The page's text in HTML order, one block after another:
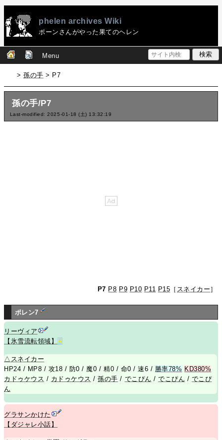
phelen archives Wiki
ポーンさんがやった果てのヘレン
Menu
>孫の手 > P7
孫の手/P7
Last-modified: 2025-01-18 (土) 13:32:19
P7 P8 P9 P10 P11 P15 ［ スネイカー ］
ポレン7
リーヴィア
【氷雪流転領域】
R
△ スネイカー
HP24 / MP8 / 攻18 / 防0 / 魔0 / 精0 / 命0 / 速6 / 勝率78% KD380%
カドゥケウス / カドゥケウス /孫の手 / でこぴん /でこぴん / でこぴ
ん
グラサンかけた
【ダジャレ小話】